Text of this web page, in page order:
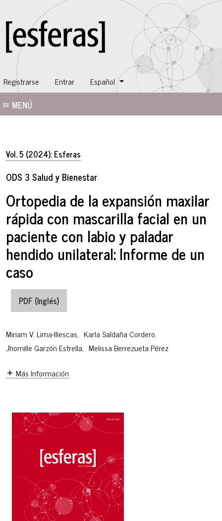
Registrarse Entrar Cambiar el idioma. El idioma actual es:
Español
MENÚ
Vol. 5 (2024): Esferas
ODS 3 Salud y Bienestar
Ortopedia de la expansión maxilar
rápida con mascarilla facial en un
paciente con labio y paladar
hendido unilateral: Informe de un
caso
PDF (Inglés)
Miriam V. Lima-Illescas, Karla Saldaña Cordero,
Jhomille Garzón Estrella, Melissa Berrezueta Pérez
Más Información